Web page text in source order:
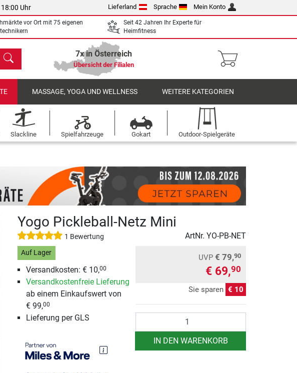
Uhr Lieferland Sprache Mein Konto
vor Ort mit 75 eigenen
Seit 42 Jahren Ihr Experte für
Heimfitness
Suchen 7x in Österreich
Übersicht der Filialen
MASSAGE, YOGA UND WELLNESS WEITERE KATEGORIEN
Slackline Spielfahrzeuge Gokart Outdoor-Spielgeräte
Yogo Pickleball-Netz Mini
1 Bewertung ArtNr. YO-PB-NET
Auf Lager
Versandkosten: € 10,00
Versandkostenfreie Lieferung
ab einem Einkaufswert von
€ 99,00
Lieferung per GLS
UVP € 79,90
€ 69,90
Sie sparen € 10
IN DEN WARENKORB